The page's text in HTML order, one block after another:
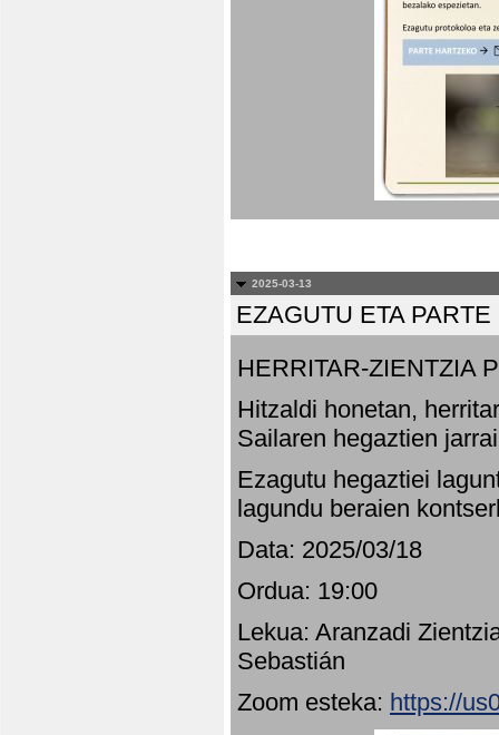
2025-03-13
EZAGUTU ETA
HERRITAR-ZIENTZIA
Hitzaldi honetan,
Sailaren hegaztien
Ezagutu hegaztiei
lagundu beraien
Data: 2025/03/18
Ordua: 19:00
Lekua: Aranzadi
Sebastián
Zoom esteka: https://